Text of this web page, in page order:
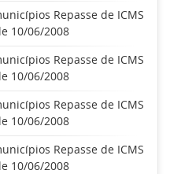
Repasse de ICMS
10/06/2008
Repasse de ICMS
10/06/2008
Repasse de ICMS
10/06/2008
Repasse de ICMS
10/06/2008